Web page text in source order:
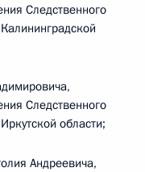
Следственного
Следственного
области;
Андреевича,